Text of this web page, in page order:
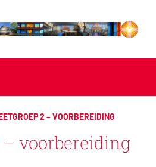
2 – VOORBEREIDING
– voorbereiding